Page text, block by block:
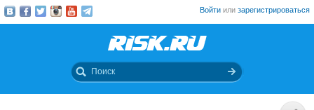
Войти или зарегистрироваться